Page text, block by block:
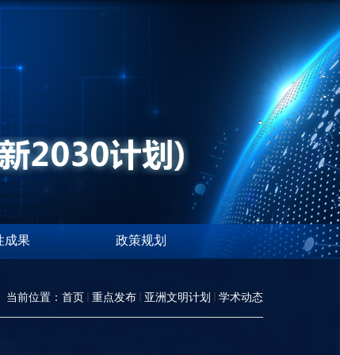
成果 政策规划
当前位置： 首页 重点发布 亚洲文明计划 学术动态